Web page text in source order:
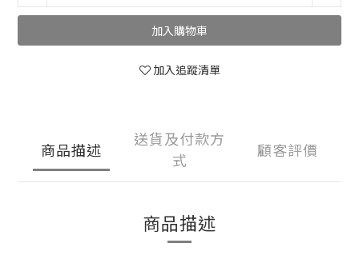
加入購物車
加入追蹤清單
商品描述
送貨及付款方
式
顧客評價
商品描述